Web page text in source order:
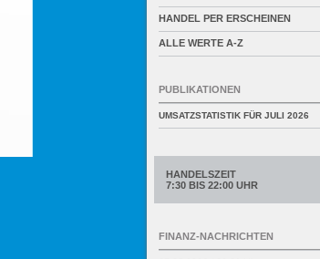
HANDEL PER ERSCHEINEN
ALLE WERTE A-Z
PUBLIKATIONEN
UMSATZSTATISTIK FÜR JULI 2026
HANDELSZEIT
7:30 BIS 22:00 UHR
FINANZ-NACHRICHTEN